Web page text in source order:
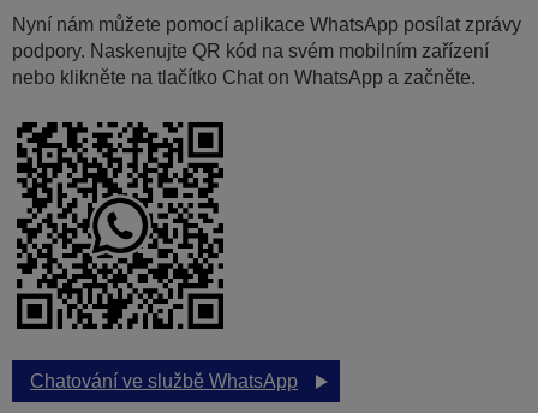
Nyní nám můžete pomocí aplikace WhatsApp posílat zprávy
podpory. Naskenujte QR kód na svém mobilním zařízení
nebo klikněte na tlačítko Chat on WhatsApp a začněte.
Chatování ve službě WhatsApp